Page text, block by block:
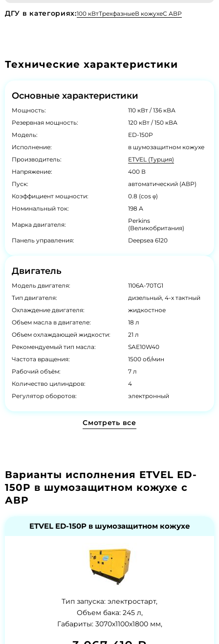
ДГУ в категориях:100 кВтТрехфазныеВ кожухеС АВР
Технические характеристики
Основные характеристики
Мощность:
110 кВт / 136 кВА
Резервная мощность:
120 кВт / 150 кВА
Модель:
ED-150P
Исполнение:
в шумозащитном кожухе
Производитель:
ETVEL (Турция)
Напряжение:
400 В
Пуск:
автоматический (АВР)
Коэффициент мощности:
0.8 (cos φ)
Номинальный ток:
198 А
Марка двигателя:
Perkins
(Великобритания)
Панель управления:
Deepsea 6120
Двигатель
Модель двигателя:
1106А-70TG1
Тип двигателя:
дизельный, 4-х тактный
Охлаждение двигателя:
жидкостное
Объем масла в двигателе:
18 л
Объем охлаждающей жидкости:
21 л
Рекомендуемый тип масла:
SAE10W40
Частота вращения:
1500 об/мин
Рабочий объём:
7 л
Количество цилиндров:
4
Регулятор оборотов:
электронный
Смотреть все
Варианты исполнения ETVEL ED-
150P в шумозащитном кожухе с
АВР
ETVEL ED-150P в шумозащитном кожухе
Тип запуска: электростарт,
Объем бака: 245 л,
Габариты: 3070x1100x1800 мм,